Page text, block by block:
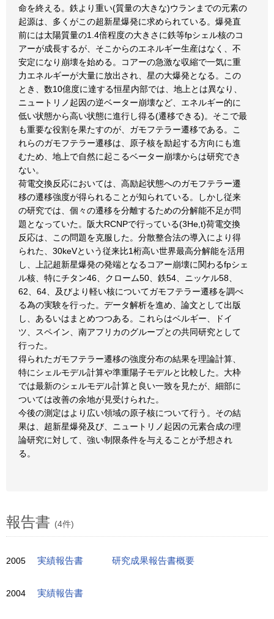
命を終える。鉄より重い(質量の大きな)ウランまでの元素の
起源は、多くがこの超新星爆発に求められている。爆発直
前には太陽質量の1.4倍程度の大きさに鉄等fpシェル核のコ
アーが成長するが、そこからのエネルギー生産はなく、不
安定になり崩壊を始める。コアーの急激な収縮で一気に重
力エネルギーが大量に放出され、星の大爆発となる。この
とき、数10億度に達する恒星内部では、地上とは異なり、
ニュートリノ起因の逆ベーター崩壊など、エネルギー的に
低い状態から高い状態に進行し得る(遷移できる)。そこで最
も重要な役割を果たすのが、ガモフテラー遷移である。こ
れらのガモフテラー遷移は、原子核を励起する方向にも進
むため、地上で自然に起こるベーター崩壊からは研究でき
ない。
荷電交換反応においては、高励起状態へのガモフテラー遷
移の遷移強度が得られることが知られている。しかし従来
の研究では、個々の遷移を分離するための分解能不足が問
題となっていた。阪大RCNPで行っている(3He,t)荷電交換
反応は、この問題を克服した。分散整合法の導入により得
られた、30keVという従来比1桁高い世界最高分解能を活用
し、上記超新星爆発の発端となるコアー崩壊に関わるfpシェ
ル核、特にチタン46、クローム50、鉄54、ニッケル58、
62、64、及びより軽い核についてガモフテラー遷移を調べ
る為の実験を行った。データ解析を進め、論文として出版
し、あるいはまとめつつある。これらはベルギー、ドイ
ツ、スペイン、南アフリカのグループとの共同研究として
行った。
得られたガモフテラー遷移の強度分布の結果を理論計算、
特にシェルモデル計算や準重陽子モデルと比較した。大枠
では最新のシェルモデル計算と良い一致を見たが、細部に
ついては改善の余地が見受けられた。
今後の測定はより広い領域の原子核について行う。その結
果は、超新星爆発及び、ニュートリノ起因の元素合成の理
論研究に対して、強い制限条件を与えることが予想され
る。
報告書 (4件)
2005 実績報告書 研究成果報告書概要
2004 実績報告書